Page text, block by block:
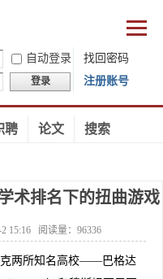
自动登录
找回密码
登录 注册账号
聘 论文 搜索
术排名下的扭曲游戏
15:16 阅读量： 96336
克两所知名高校——巴格达